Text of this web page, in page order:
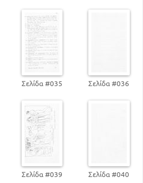
Σελίδα #035 Σελίδα #036
Σελίδα #039 Σελίδα #040